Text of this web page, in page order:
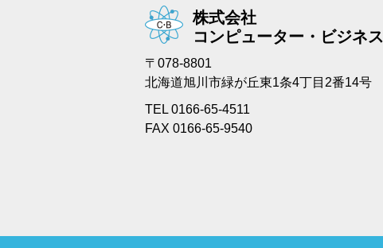
株式会社
コンピューター・ビジネス
〒078-8801
北海道旭川市緑が丘東1条4丁目2番14号
TEL 0166-65-4511
FAX 0166-65-9540